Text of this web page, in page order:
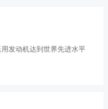
发动机达到世界先进水平